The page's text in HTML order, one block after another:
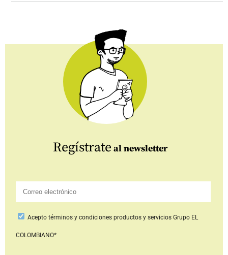
Regístrate al newsletter
Aceptotérminos y condiciones productos y serviciosGrupo EL
COLOMBIANO*